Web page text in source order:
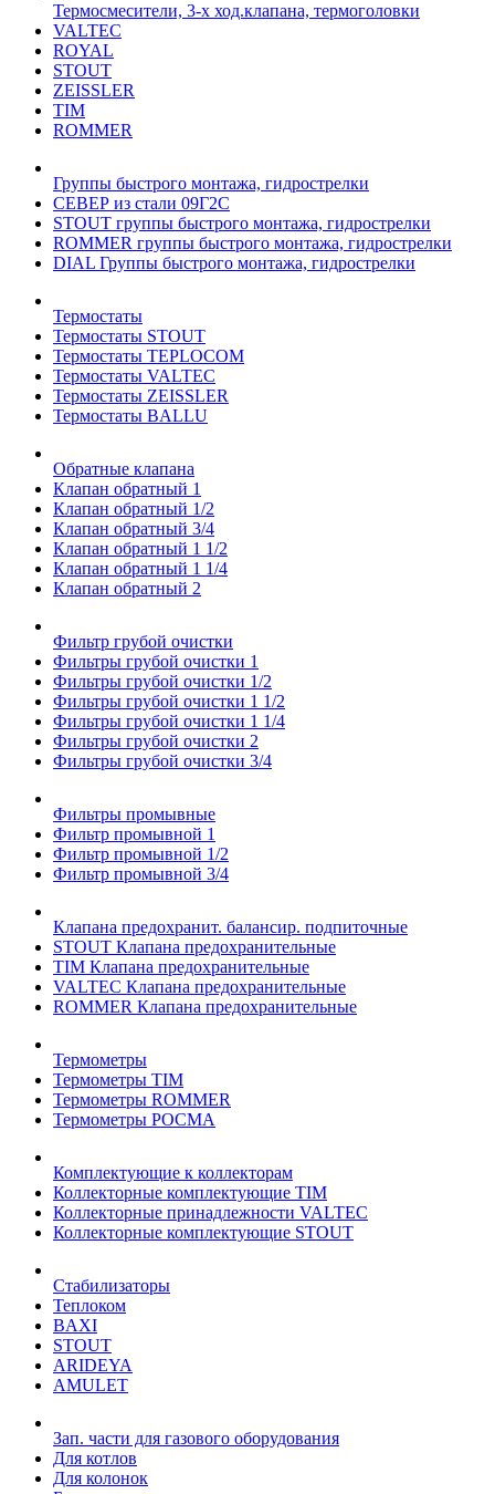
Термосмесители, 3-х ход.клапана, термоголовки
VALTEC
ROYAL
STOUT
ZEISSLER
TIM
ROMMER
Группы быстрого монтажа, гидрострелки
СЕВЕР из стали 09Г2С
STOUT группы быстрого монтажа, гидрострелки
ROMMER группы быстрого монтажа, гидрострелки
DIAL Группы быстрого монтажа, гидрострелки
Термостаты
Термостаты STOUT
Термостаты TEPLOCOM
Термостаты VALTEC
Термостаты ZEISSLER
Термостаты BALLU
Обратные клапана
Клапан обратный 1
Клапан обратный 1/2
Клапан обратный 3/4
Клапан обратный 1 1/2
Клапан обратный 1 1/4
Клапан обратный 2
Фильтр грубой очистки
Фильтры грубой очистки 1
Фильтры грубой очистки 1/2
Фильтры грубой очистки 1 1/2
Фильтры грубой очистки 1 1/4
Фильтры грубой очистки 2
Фильтры грубой очистки 3/4
Фильтры промывные
Фильтр промывной 1
Фильтр промывной 1/2
Фильтр промывной 3/4
Клапана предохранит. балансир. подпиточные
STOUT Клапана предохранительные
TIM Клапана предохранительные
VALTEC Клапана предохранительные
ROMMER Клапана предохранительные
Термометры
Термометры TIM
Термометры ROMMER
Термометры РОСМА
Комплектующие к коллекторам
Коллекторные комплектующие TIM
Коллекторные принадлежности VALTEC
Коллекторные комплектующие STOUT
Стабилизаторы
Теплоком
BAXI
STOUT
ARIDEYA
AMULET
Зап. части для газового оборудования
Для котлов
Для колонок